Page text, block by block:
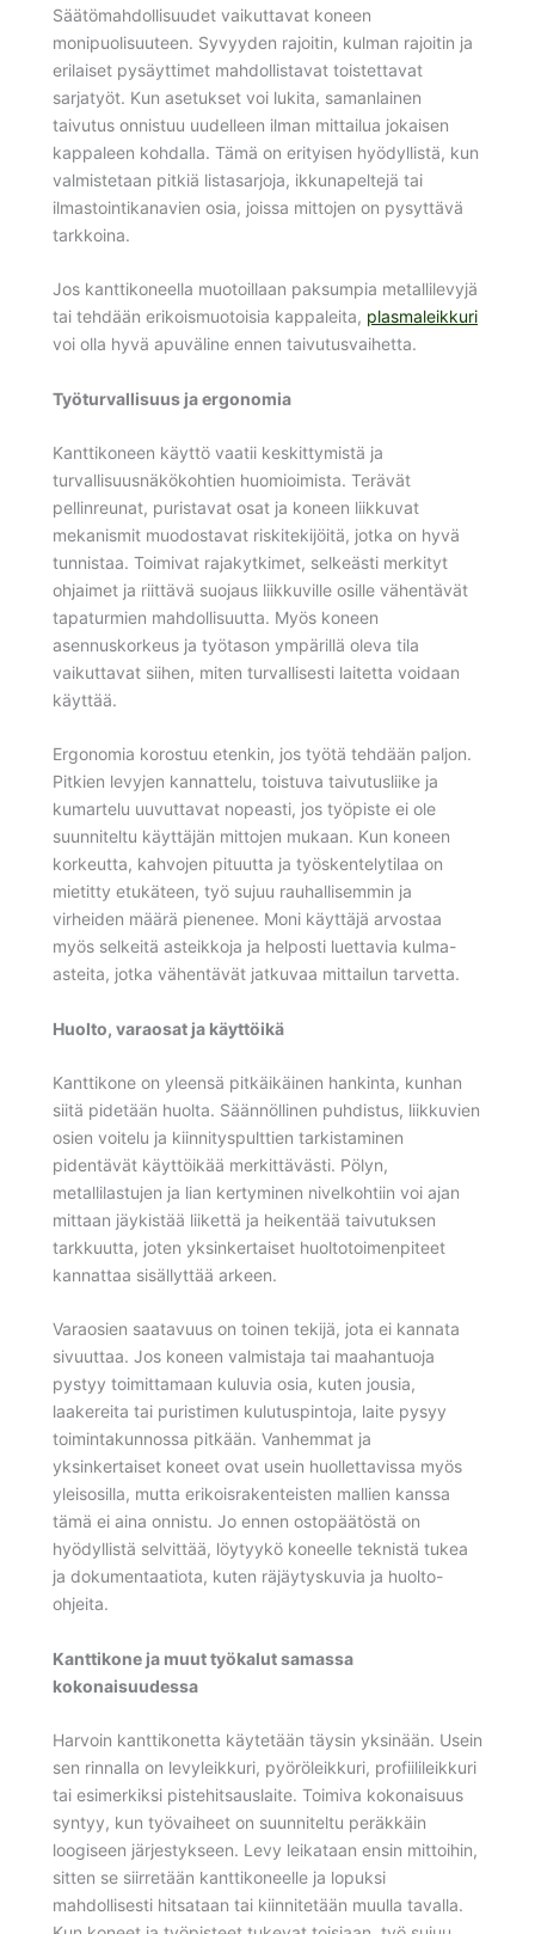
Säätömahdollisuudet vaikuttavat koneen
monipuolisuuteen. Syvyyden rajoitin, kulman rajoitin ja
erilaiset pysäyttimet mahdollistavat toistettavat
sarjatyöt. Kun asetukset voi lukita, samanlainen
taivutus onnistuu uudelleen ilman mittailua jokaisen
kappaleen kohdalla. Tämä on erityisen hyödyllistä, kun
valmistetaan pitkiä listasarjoja, ikkunapeltejä tai
ilmastointikanavien osia, joissa mittojen on pysyttävä
tarkkoina.
Jos kanttikoneella muotoillaan paksumpia metallilevyjä
tai tehdään erikoismuotoisia kappaleita, plasmaleikkuri
voi olla hyvä apuväline ennen taivutusvaihetta.
Työturvallisuus ja ergonomia
Kanttikoneen käyttö vaatii keskittymistä ja
turvallisuusnäkökohtien huomioimista. Terävät
pellinreunat, puristavat osat ja koneen liikkuvat
mekanismit muodostavat riskitekijöitä, jotka on hyvä
tunnistaa. Toimivat rajakytkimet, selkeästi merkityt
ohjaimet ja riittävä suojaus liikkuville osille vähentävät
tapaturmien mahdollisuutta. Myös koneen
asennuskorkeus ja työtason ympärillä oleva tila
vaikuttavat siihen, miten turvallisesti laitetta voidaan
käyttää.
Ergonomia korostuu etenkin, jos työtä tehdään paljon.
Pitkien levyjen kannattelu, toistuva taivutusliike ja
kumartelu uuvuttavat nopeasti, jos työpiste ei ole
suunniteltu käyttäjän mittojen mukaan. Kun koneen
korkeutta, kahvojen pituutta ja työskentelytilaa on
mietitty etukäteen, työ sujuu rauhallisemmin ja
virheiden määrä pienenee. Moni käyttäjä arvostaa
myös selkeitä asteikkoja ja helposti luettavia kulma-
asteita, jotka vähentävät jatkuvaa mittailun tarvetta.
Huolto, varaosat ja käyttöikä
Kanttikone on yleensä pitkäikäinen hankinta, kunhan
siitä pidetään huolta. Säännöllinen puhdistus, liikkuvien
osien voitelu ja kiinnityspulttien tarkistaminen
pidentävät käyttöikää merkittävästi. Pölyn,
metallilastujen ja lian kertyminen nivelkohtiin voi ajan
mittaan jäykistää liikettä ja heikentää taivutuksen
tarkkuutta, joten yksinkertaiset huoltotoimenpiteet
kannattaa sisällyttää arkeen.
Varaosien saatavuus on toinen tekijä, jota ei kannata
sivuuttaa. Jos koneen valmistaja tai maahantuoja
pystyy toimittamaan kuluvia osia, kuten jousia,
laakereita tai puristimen kulutuspintoja, laite pysyy
toimintakunnossa pitkään. Vanhemmat ja
yksinkertaiset koneet ovat usein huollettavissa myös
yleisosilla, mutta erikoisrakenteisten mallien kanssa
tämä ei aina onnistu. Jo ennen ostopäätöstä on
hyödyllistä selvittää, löytyykö koneelle teknistä tukea
ja dokumentaatiota, kuten räjäytyskuvia ja huolto-
ohjeita.
Kanttikone ja muut työkalut samassa
kokonaisuudessa
Harvoin kanttikonetta käytetään täysin yksinään. Usein
sen rinnalla on levyleikkuri, pyöröleikkuri, profiilileikkuri
tai esimerkiksi pistehitsauslaite. Toimiva kokonaisuus
syntyy, kun työvaiheet on suunniteltu peräkkäin
loogiseen järjestykseen. Levy leikataan ensin mittoihin,
sitten se siirretään kanttikoneelle ja lopuksi
mahdollisesti hitsataan tai kiinnitetään muulla tavalla.